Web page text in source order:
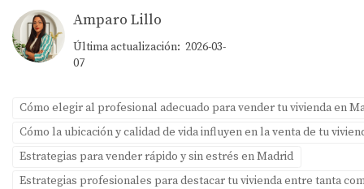
Amparo Lillo
Última actualización: 2026-03-
07
Cómo elegir al profesional adecuado para vender tu vivienda en
Cómo la ubicación y calidad de vida influyen en la venta de tu
Estrategias para vender rápido y sin estrés en Madrid
Estrategias profesionales para destacar tu vivienda entre tanta